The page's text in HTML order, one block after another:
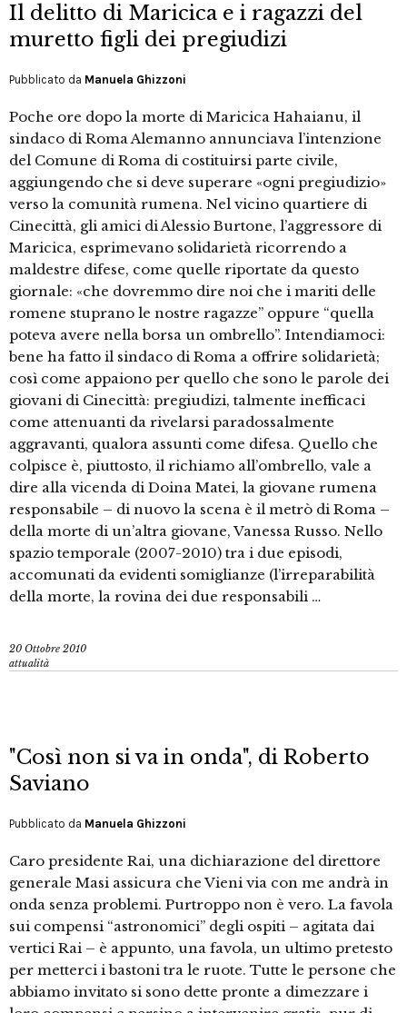
Il delitto di Maricica e i ragazzi del
muretto figli dei pregiudizi
Pubblicato da Manuela Ghizzoni
Poche ore dopo la morte di Maricica Hahaianu, il
sindaco di Roma Alemanno annunciava l’intenzione
del Comune di Roma di costituirsi parte civile,
aggiungendo che si deve superare «ogni pregiudizio»
verso la comunità rumena. Nel vicino quartiere di
Cinecittà, gli amici di Alessio Burtone, l’aggressore di
Maricica, esprimevano solidarietà ricorrendo a
maldestre difese, come quelle riportate da questo
giornale: «che dovremmo dire noi che i mariti delle
romene stuprano le nostre ragazze” oppure “quella
poteva avere nella borsa un ombrello”. Intendiamoci:
bene ha fatto il sindaco di Roma a offrire solidarietà;
così come appaiono per quello che sono le parole dei
giovani di Cinecittà: pregiudizi, talmente inefficaci
come attenuanti da rivelarsi paradossalmente
aggravanti, qualora assunti come difesa. Quello che
colpisce è, piuttosto, il richiamo all’ombrello, vale a
dire alla vicenda di Doina Matei, la giovane rumena
responsabile – di nuovo la scena è il metrò di Roma –
della morte di un’altra giovane, Vanessa Russo. Nello
spazio temporale (2007-2010) tra i due episodi,
accomunati da evidenti somiglianze (l’irreparabilità
della morte, la rovina dei due responsabili …
20 Ottobre 2010
attualità
"Così non si va in onda", di Roberto
Saviano
Pubblicato da Manuela Ghizzoni
Caro presidente Rai, una dichiarazione del direttore
generale Masi assicura che Vieni via con me andrà in
onda senza problemi. Purtroppo non è vero. La favola
sui compensi “astronomici” degli ospiti – agitata dai
vertici Rai – è appunto, una favola, un ultimo pretesto
per metterci i bastoni tra le ruote. Tutte le persone che
abbiamo invitato si sono dette pronte a dimezzare i